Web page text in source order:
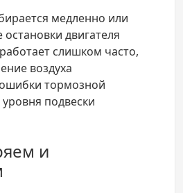
медленно или
остановки двигателя
слишком часто,
воздуха
тормозной
подвески
и